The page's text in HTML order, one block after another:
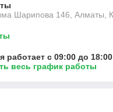
Шарипова 146, Алматы,
работает с 09:00 до 18:00
весь график работы